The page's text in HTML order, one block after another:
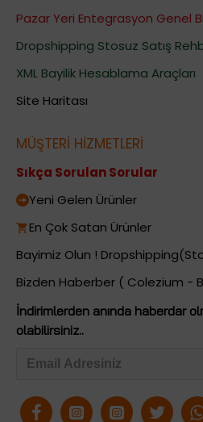
Pazar Yeri Entegrasyon Genel
Dropshipping Stosuz Satış
XML Bayilik Hesablama Araçları
Site Haritası
MÜŞTERİ HİZMETLERİ
Sıkça Sorulan Sorular
Yeni Gelen Ürünler
En Çok Satan Ürünler
Bayimiz Olun !
Bizden Haberber ( Colezium -
İndirimlerden anında haberdar
olabilirsiniz..